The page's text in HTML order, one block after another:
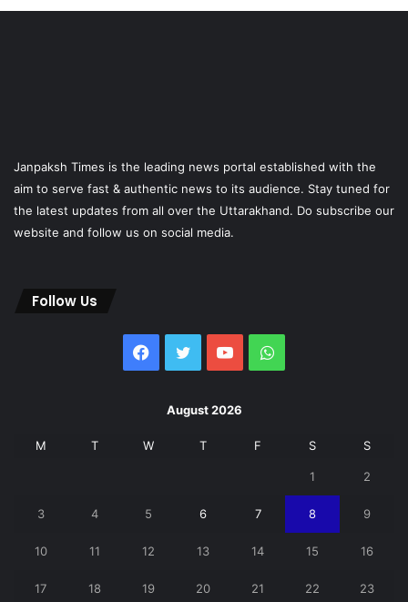
Janpaksh Times is the leading news portal established with the
aim to serve fast & authentic news to its audience. Stay tuned for
the latest updates from all over the Uttarakhand. Do subscribe our
website and follow us on social media.
Follow Us
Facebook
Twitter YouTubeWhatsApp
August 2026
M T W T F S S
1 2
3 4 5 6 7 8 9
10 11 12 13 14 15 16
17 18 19 20 21 22 23